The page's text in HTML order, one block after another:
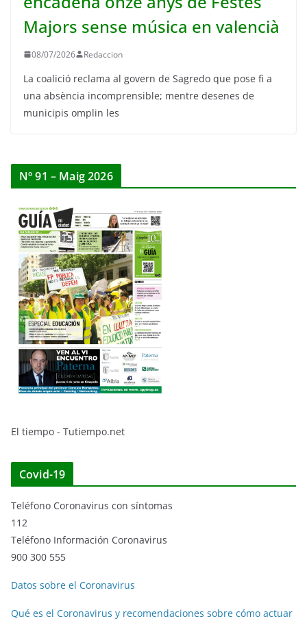
Majors sense música en valencià
08/07/2026 Redaccion
La coalició reclama al govern de Sagredo que pose fi a
una absència incomprensible; mentre desenes de
municipis omplin les
Nº 91 – Maig 2026
El tiempo - Tutiempo.net
Covid-19
Teléfono Coronavirus con síntomas
112
Teléfono Información Coronavirus
900 300 555
Datos sobre el Coronavirus
Qué es el Coronavirus y recomendaciones sobre cómo actuar